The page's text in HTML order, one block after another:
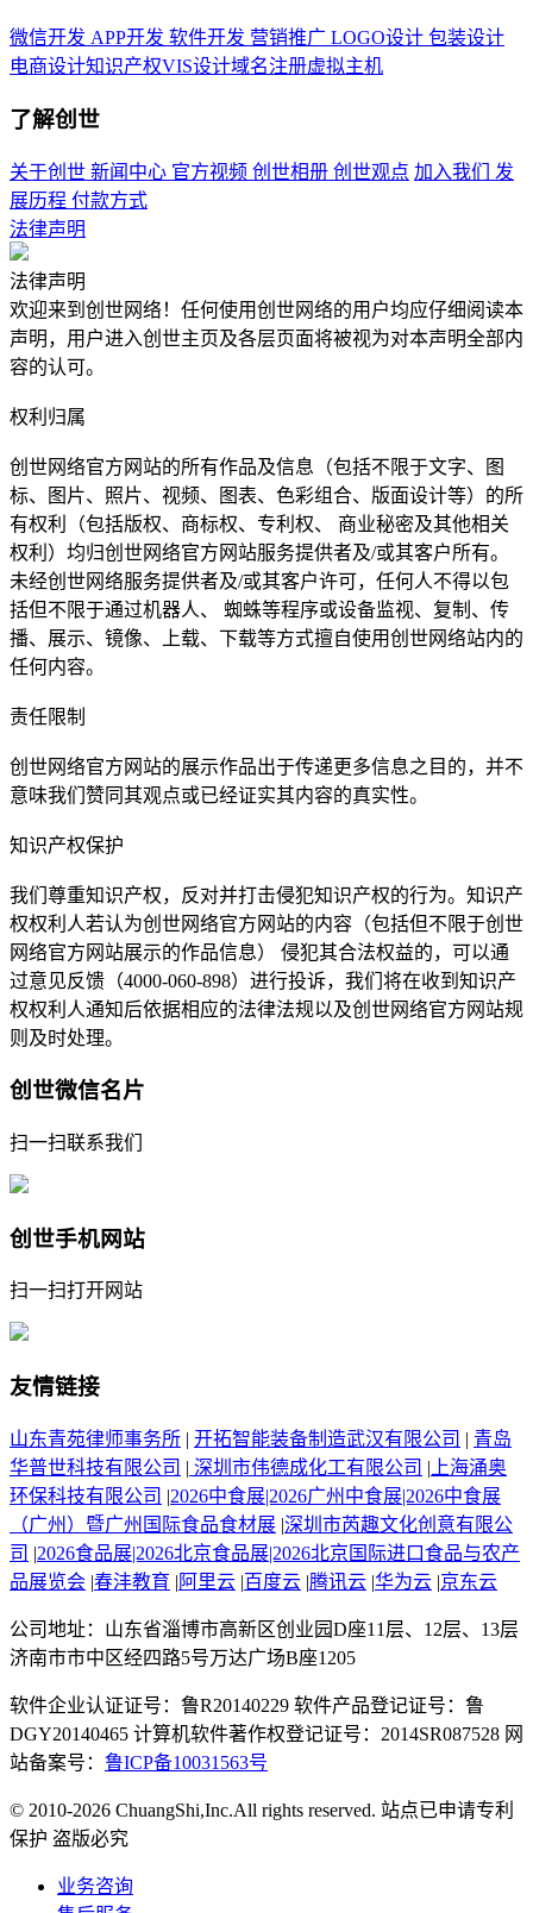
微信开发 APP开发 软件开发 营销推广 LOGO设计 包装设计
电商设计知识产权VIS设计域名注册虚拟主机
了解创世
关于创世 新闻中心 官方视频 创世相册 创世观点 加入我们 发
展历程 付款方式
法律声明
法律声明
欢迎来到创世网络！任何使用创世网络的用户均应仔细阅读本
声明，用户进入创世主页及各层页面将被视为对本声明全部内
容的认可。
权利归属
创世网络官方网站的所有作品及信息（包括不限于文字、图
标、图片、照片、视频、图表、色彩组合、版面设计等）的所
有权利（包括版权、商标权、专利权、 商业秘密及其他相关
权利）均归创世网络官方网站服务提供者及/或其客户所有。
未经创世网络服务提供者及/或其客户许可，任何人不得以包
括但不限于通过机器人、 蜘蛛等程序或设备监视、复制、传
播、展示、镜像、上载、下载等方式擅自使用创世网络站内的
任何内容。
责任限制
创世网络官方网站的展示作品出于传递更多信息之目的，并不
意味我们赞同其观点或已经证实其内容的真实性。
知识产权保护
我们尊重知识产权，反对并打击侵犯知识产权的行为。知识产
权权利人若认为创世网络官方网站的内容（包括但不限于创世
网络官方网站展示的作品信息） 侵犯其合法权益的，可以通
过意见反馈（4000-060-898）进行投诉，我们将在收到知识产
权权利人通知后依据相应的法律法规以及创世网络官方网站规
则及时处理。
创世微信名片
扫一扫联系我们
创世手机网站
扫一扫打开网站
友情链接
山东青苑律师事务所 | 开拓智能装备制造武汉有限公司 | 青岛
华普世科技有限公司 | 深圳市伟德成化工有限公司 | 上海涌奥
环保科技有限公司 |2026中食展|2026广州中食展|2026中食展
（广州）暨广州国际食品食材展 |深圳市芮趣文化创意有限公
司 |2026食品展|2026北京食品展|2026北京国际进口食品与农产
品展览会 |春沣教育 | 阿里云 |百度云 |腾讯云 |华为云 |京东云
公司地址：山东省淄博市高新区创业园D座11层、12层、13层
济南市市中区经四路5号万达广场B座1205
软件企业认证证号：鲁R20140229 软件产品登记证号：鲁
DGY20140465 计算机软件著作权登记证号：2014SR087528 网
站备案号： 鲁ICP备10031563号
© 2010-2026 ChuangShi,Inc.All rights reserved. 站点已申请专利
保护 盗版必究
业务咨询